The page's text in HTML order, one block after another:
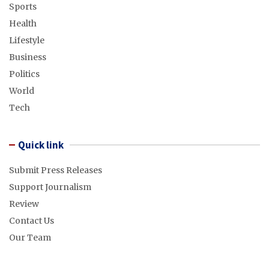
Sports
Health
Lifestyle
Business
Politics
World
Tech
Quick link
Submit Press Releases
Support Journalism
Review
Contact Us
Our Team